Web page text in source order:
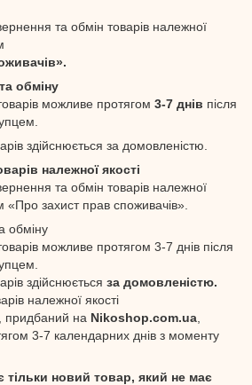
та обмін товарів належної
обміну
можливе протягом 3-7 днів після
здійснюється за домовленістю.
належної якості
та обмін товарів належної
«Про захист прав споживачів».
обміну
можливе протягом 3-7 днів після
здійснюється за домовленістю.
належної якості
придбаний на Nikoshop.com.ua
3-7 календарних днів з моменту
тільки новий товар, який не має